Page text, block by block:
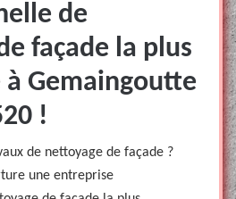
de
façade la plus
à Gemaingoutte
!
de nettoyage de façade ?
une entreprise